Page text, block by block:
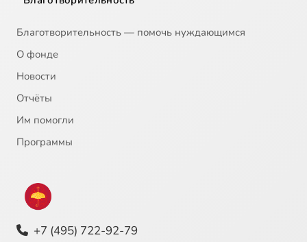
25 Глава 23
27 Глава 25
29 Глава 27
30 Глава 28
Благотворительность — помочь нуждающимся
О фонде
Новости
Отчёты
Им помогли
Программы
+7 (495) 722-92-79